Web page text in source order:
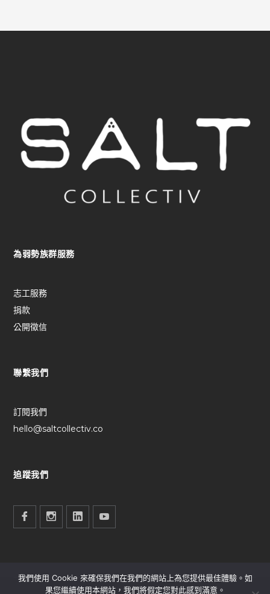
為弱勢族群服務
志工服務
捐款
公開徵信
聯繫我們
訂閱我們
hello@saltcollectiv.co
追蹤我們
我們使用 Cookie 來確保我們在我們的網站上為您提供最佳體驗。如
果您繼續使用本網站，我們將假定您對此感到滿意。